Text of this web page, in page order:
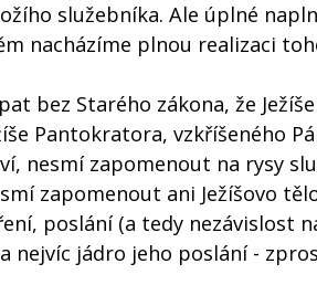
služebníka. Ale úplné
nacházíme plnou realizaci
bez Starého zákona, že
Pantokratora, vzkříšeného
nesmí zapomenout na rysy
zapomenout ani Ježíšovo
poslání (a tedy nezávislost
nejvíc jádro jeho poslání -